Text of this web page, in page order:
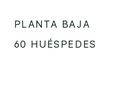
PLANTA BAJA
60 HUÉSPEDES